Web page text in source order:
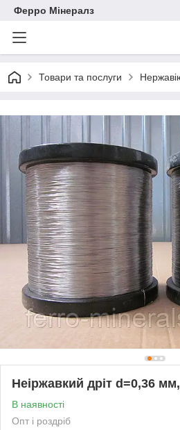
Ферро Мінералз
Товари та послуги
Неіржавкий дріт d=0,36
В наявності
Опт і роздріб